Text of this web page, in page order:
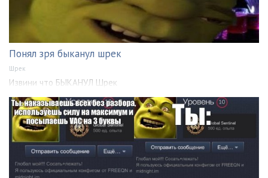
Понял зря быканул шрек
Шрек
Извини что БЫКАНУЛ Шрек